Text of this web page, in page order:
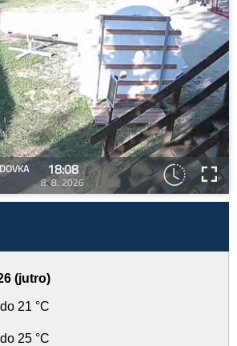
18:08
8. 8. 2026
(jutro)
21 °C
25 °C